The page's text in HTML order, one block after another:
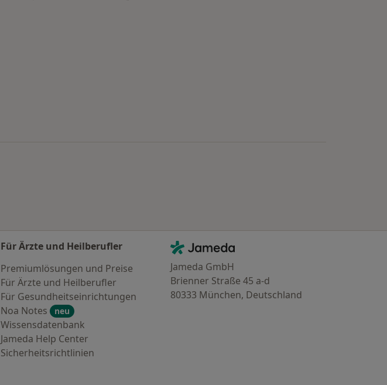
Für Ärzte und Heilberufler
Premiumlösungen und Preise
Für Ärzte und Heilberufler
Für Gesundheitseinrichtungen
Noa Notes
neu
Wissensdatenbank
Jameda Help Center
Sicherheitsrichtlinien
Kontakt
Jameda - Startseite
Jameda GmbH
Brienner Straße 45 a-d
80333 München, Deutschland